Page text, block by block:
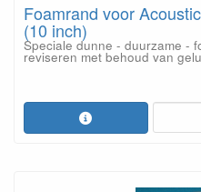
Foamrand voor
(10 inch)
Speciale dunne - duurzame -
reviseren met behoud van